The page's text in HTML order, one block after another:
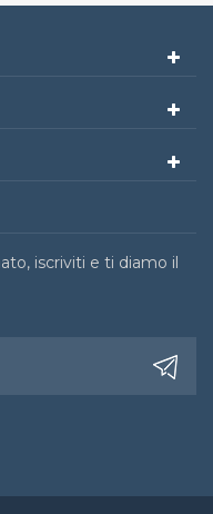
iscriviti e ti diamo il